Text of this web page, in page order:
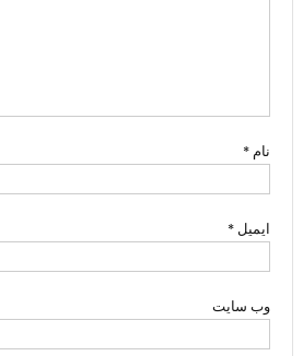
نام *
ایمیل *
وب‌ سایت